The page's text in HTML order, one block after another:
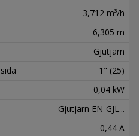
3,712 m³/h
6,305 m
Gjutjärn
1" (25)
0,04 kW
Gjutjärn EN-GJL...
0,44 A